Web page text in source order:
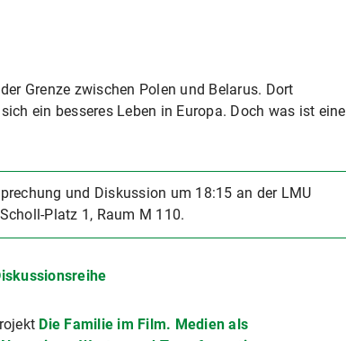
Grenze zwischen Polen und Belarus. Dort
ein besseres Leben in Europa. Doch was ist eine
und Diskussion um 18:15 an der LMU
Platz 1, Raum M 110.
Die Familie im Film. Medien als